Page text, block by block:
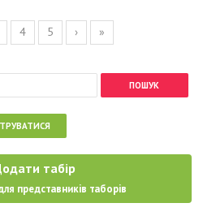
4 5 › »
табір
представників таборів